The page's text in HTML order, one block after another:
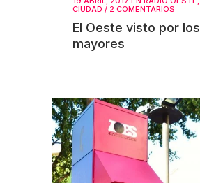
CIUDAD / 2 COMENTARIOS
El Oeste visto por los
mayores